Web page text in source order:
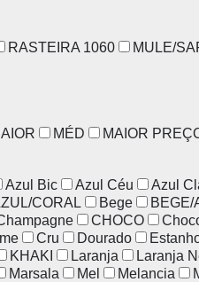
RASTEIRA 1060 MULE/
MÉD
MAIOR
Azul Bic Azul Céu Azul
CORAL Bege BEGE/
CHOCO
Cru Dourado
KHAKI Laranja Laranja
Marsala Mel Melancia